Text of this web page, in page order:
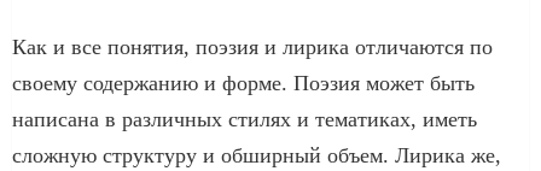
Как и все понятия, поэзия и лирика отличаются по
своему содержанию и форме. Поэзия может быть
написана в различных стилях и тематиках, иметь
сложную структуру и обширный объем. Лирика же,